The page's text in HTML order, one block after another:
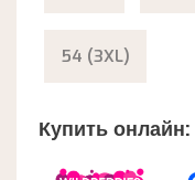
54 (3XL)
Купить онлайн: